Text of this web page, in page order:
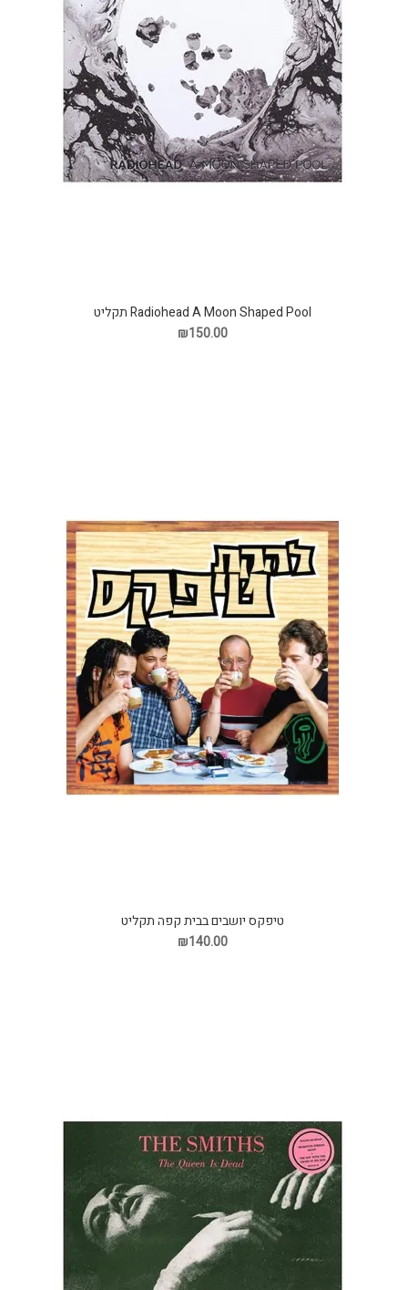
Radiohead A Moon Shaped Pool תקליט
₪150.00
טיפקס יושבים בבית קפה תקליט
₪140.00